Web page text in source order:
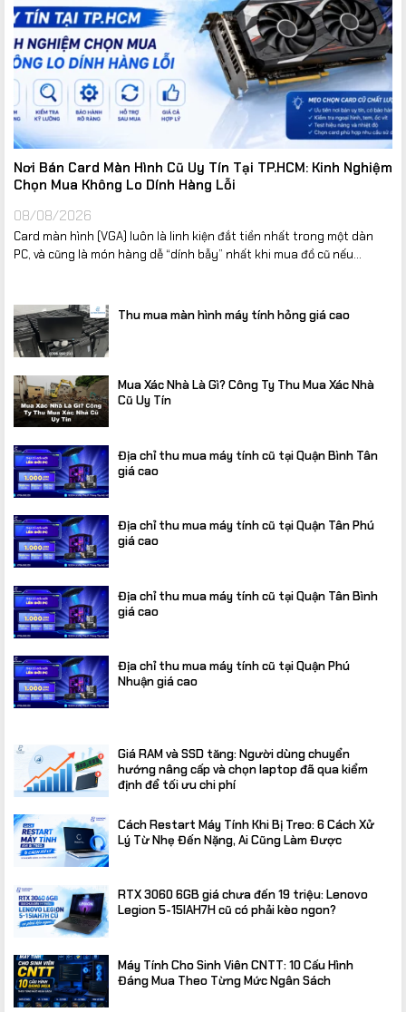
Nơi Bán Card Màn Hình Cũ Uy Tín Tại TP.HCM: Kinh Nghiệm
Chọn Mua Không Lo Dính Hàng Lỗi
08/08/2026
Card màn hình (VGA) luôn là linh kiện đắt tiền nhất trong một dàn
PC, và cũng là món hàng dễ “dính bẫy” nhất khi mua đồ cũ nếu...
Thu mua màn hình máy tính hỏng giá cao
Mua Xác Nhà Là Gì? Công Ty Thu Mua Xác Nhà
Cũ Uy Tín
Địa chỉ thu mua máy tính cũ tại Quận Bình Tân
giá cao
Địa chỉ thu mua máy tính cũ tại Quận Tân Phú
giá cao
Địa chỉ thu mua máy tính cũ tại Quận Tân Bình
giá cao
Địa chỉ thu mua máy tính cũ tại Quận Phú
Nhuận giá cao
Giá RAM và SSD tăng: Người dùng chuyển
hướng nâng cấp và chọn laptop đã qua kiểm
định để tối ưu chi phí
Cách Restart Máy Tính Khi Bị Treo: 6 Cách Xử
Lý Từ Nhẹ Đến Nặng, Ai Cũng Làm Được
RTX 3060 6GB giá chưa đến 19 triệu: Lenovo
Legion 5-15IAH7H cũ có phải kèo ngon?
Máy Tính Cho Sinh Viên CNTT: 10 Cấu Hình
Đáng Mua Theo Từng Mức Ngân Sách